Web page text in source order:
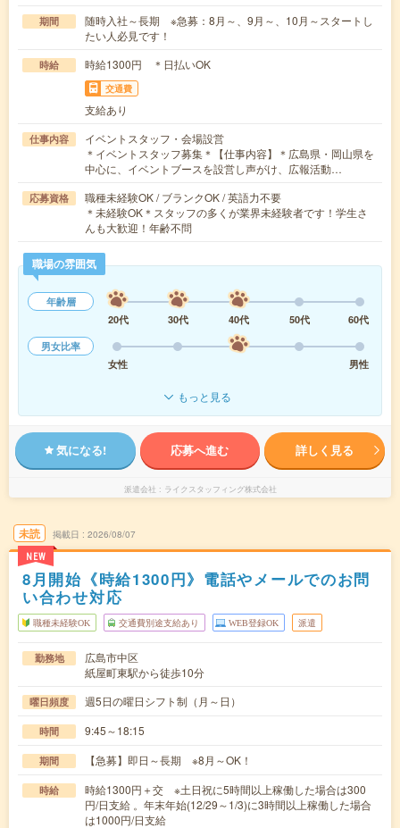
期間
随時入社～長期 ※急募：8月～、9月～、10月～スタートし
たい人必見です！
時給 時給1300円 ＊日払いOK
交通費
支給あり
仕事内容
イベントスタッフ・会場設営
＊イベントスタッフ募集＊【仕事内容】＊広島県・岡山県を
中心に、イベントブースを設営し声がけ、広報活動…
応募資格
職種未経験OK / ブランクOK / 英語力不要
＊未経験OK＊スタッフの多くが業界未経験者です！学生さ
んも大歓迎！年齢不問
職場の雰囲気
年齢層
20代
30代 40代 50代
60代
男女比率
女性
男性
もっと見る
気になる! 応募へ進む 詳しく見る
派遣会社 ライクスタッフィング株式会社
未読
NEW
掲載日 2026/08/07
8月開始《時給1300円》電話やメールでのお問
い合わせ対応
職種未経験OK 交通費別途支給あり WEB登録OK 派遣
勤務地
広島市中区
紙屋町東駅から徒歩10分
曜日頻度 週5日の曜日シフト制（月～日）
時間 9:45～18:15
期間 【急募】即日～長期 ※8月～OK！
時給
時給1300円＋交 ※土日祝に5時間以上稼働した場合は300
円/日支給 。年末年始(12/29～1/3)に3時間以上稼働した場合
は1000円/日支給